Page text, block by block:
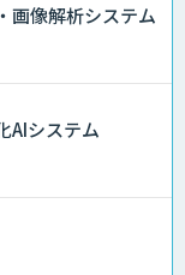
画像解析システム
AIシステム